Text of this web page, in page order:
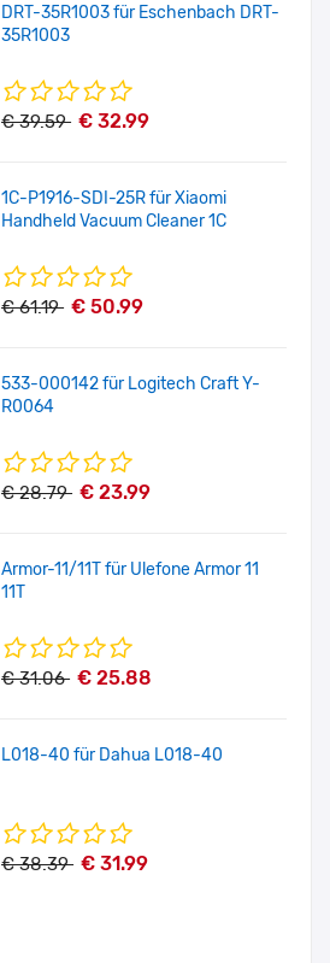
DRT-35R1003 für Eschenbach DRT-
35R1003
€ 39.59 € 32.99
1C-P1916-SDI-25R für Xiaomi
Handheld Vacuum Cleaner 1C
€ 61.19 € 50.99
533-000142 für Logitech Craft Y-
R0064
€ 28.79 € 23.99
Armor-11/11T für Ulefone Armor 11
11T
€ 31.06 € 25.88
L018-40 für Dahua L018-40
€ 38.39 € 31.99